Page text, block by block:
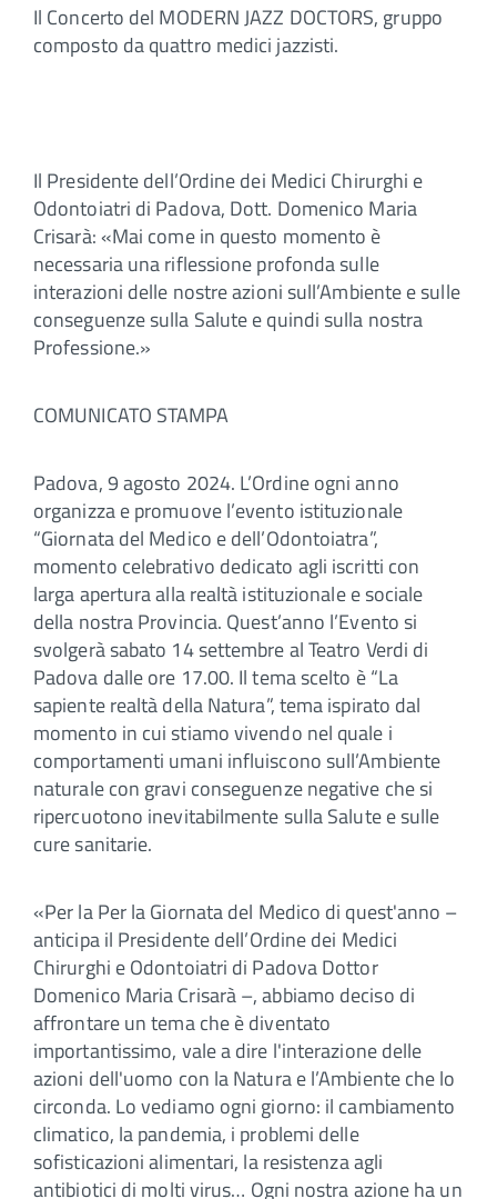
Il Concerto del MODERN JAZZ DOCTORS, gruppo
composto da quattro medici jazzisti.
Il Presidente dell’Ordine dei Medici Chirurghi e
Odontoiatri di Padova, Dott. Domenico Maria
Crisarà: «Mai come in questo momento è
necessaria una riflessione profonda sulle
interazioni delle nostre azioni sull’Ambiente e sulle
conseguenze sulla Salute e quindi sulla nostra
Professione.»
COMUNICATO STAMPA
Padova, 9 agosto 2024. L’Ordine ogni anno
organizza e promuove l’evento istituzionale
“Giornata del Medico e dell’Odontoiatra”,
momento celebrativo dedicato agli iscritti con
larga apertura alla realtà istituzionale e sociale
della nostra Provincia. Quest’anno l’Evento si
svolgerà sabato 14 settembre al Teatro Verdi di
Padova dalle ore 17.00. Il tema scelto è “La
sapiente realtà della Natura”, tema ispirato dal
momento in cui stiamo vivendo nel quale i
comportamenti umani influiscono sull’Ambiente
naturale con gravi conseguenze negative che si
ripercuotono inevitabilmente sulla Salute e sulle
cure sanitarie.
«Per la Per la Giornata del Medico di quest'anno –
anticipa il Presidente dell’Ordine dei Medici
Chirurghi e Odontoiatri di Padova Dottor
Domenico Maria Crisarà –, abbiamo deciso di
affrontare un tema che è diventato
importantissimo, vale a dire l'interazione delle
azioni dell'uomo con la Natura e l’Ambiente che lo
circonda. Lo vediamo ogni giorno: il cambiamento
climatico, la pandemia, i problemi delle
sofisticazioni alimentari, la resistenza agli
antibiotici di molti virus… Ogni nostra azione ha un